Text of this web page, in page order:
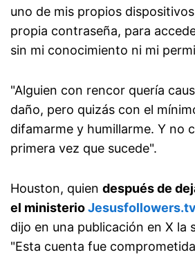
uno de mis propios
propia contraseña, para
sin mi conocimiento ni mi
"Alguien con rencor quería
daño, pero quizás con el
difamarme y humillarme. Y no
primera vez que sucede".
Houston, quien después de
el ministerioJesusfollowers.tv
dijo en una publicación en X la
"Esta cuenta fue